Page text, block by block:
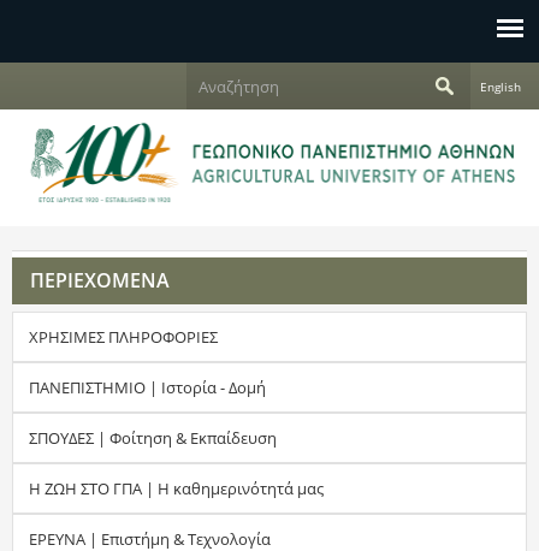
Φ
ό
μ
α
α
ν
α
ζ
ή
ζ
ή
τ
η
English
ΠΕΡΙΕΧΟΜΕΝΑ
ΧΡΗΣΙΜΕΣ ΠΛΗΡΟΦΟΡΙΕΣ
ΠΑΝΕΠΙΣΤΗΜΙΟ | Ιστορία - Δομή
ΣΠΟΥΔΕΣ | Φοίτηση & Εκπαίδευση
Η ΖΩΗ ΣΤΟ ΓΠΑ | Η καθημερινότητά μας
ΕΡΕΥΝΑ | Επιστήμη & Τεχνολογία